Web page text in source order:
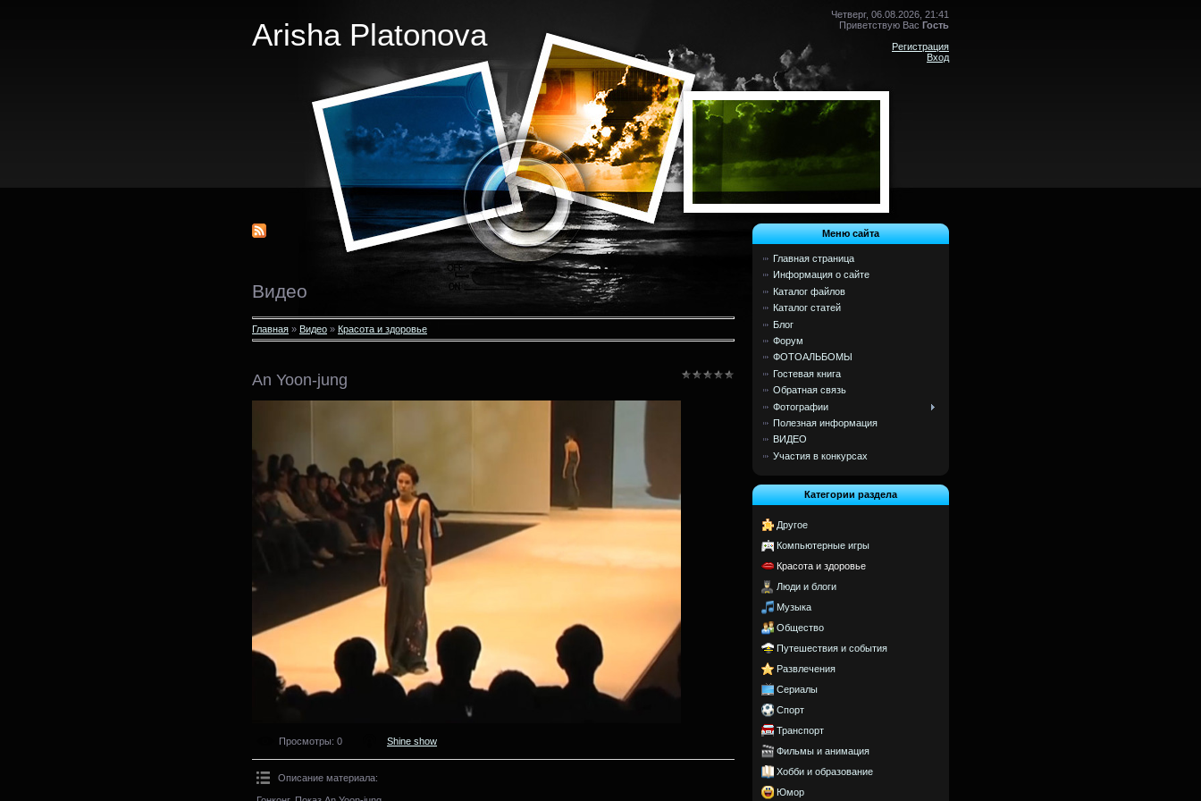
Arisha Platonova
Четверг, 06.08.2026, 21:41
Приветствую Вас Гость
Регистрация
Вход
Видео
Главная » Видео » Красота и здоровье
An Yoon-jung
Просмотры: 0 Shine show
Описание материала:
Меню сайта
Главная страница
Информация о сайте
Каталог файлов
Каталог статей
Блог
Форум
ФОТОАЛЬБОМЫ
Гостевая книга
Обратная связь
Фотографии
Полезная информация
ВИДЕО
Участия в конкурсах
Категории раздела
Другое
Компьютерные игры
Красота и здоровье
Люди и блоги
Музыка
Общество
Путешествия и события
Развлечения
Сериалы
Спорт
Транспорт
Фильмы и анимация
Хобби и образование
Юмор